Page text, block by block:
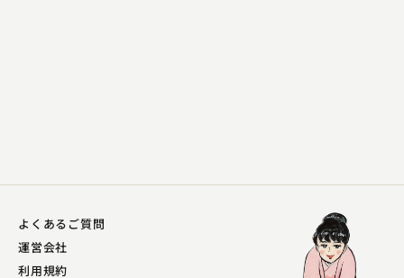
よくあるご質問
運営会社
利用規約